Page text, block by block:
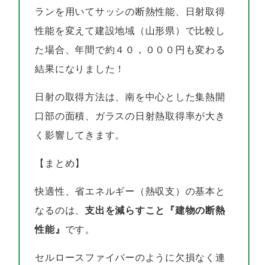
ランを用いてサッシの断熱性能、日射取得
性能を変えて建設地域（山形県）で比較し
た場合、年間で約４０，０００円も変わる
結果になりました！
日射の取得方法は、南を中心とした集熱開
口部の面積、ガラスの日射熱取得率が大き
く影響してきます。
【まとめ】
快適性、省エネルギー（熱収支）の基本と
なるのは、支出を減らすこと『建物の断熱
性能』 です。
セルロースファイバーのように欠損なく連